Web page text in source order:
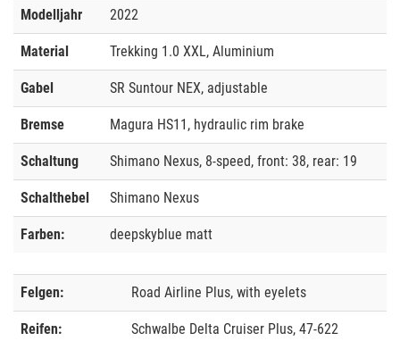
Modelljahr 2022
Material Trekking 1.0 XXL, Aluminium
Gabel SR Suntour NEX, adjustable
Bremse Magura HS11, hydraulic rim brake
Schaltung Shimano Nexus, 8-speed, front: 38, rear: 19
Schalthebel Shimano Nexus
Farben: deepskyblue matt
Felgen: Road Airline Plus, with eyelets
Reifen: Schwalbe Delta Cruiser Plus, 47-622